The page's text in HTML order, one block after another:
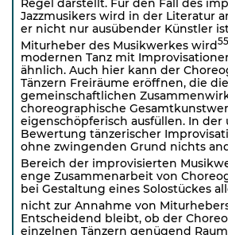
Regel darstellt. Für den Fall des
Jazzmusikers wird in der Literatur
er nicht nur ausübender Künstler
Miturheber des Musikwerkes wird55
modernen Tanz mit
ähnlich. Auch hier kann der
Tänzern Freiräume eröffnen, die
gemeinschaftlichen
choreographische
eigenschöpferisch ausfüllen. In
Bewertung tänzerischer
ohne zwingenden Grund nichts
Bereich der improvisierten
enge Zusammenarbeit von
bei Gestaltung eines Solostückes
nicht zur Annahme von
Entscheidend bleibt, ob der
einzelnen Tänzern genügend